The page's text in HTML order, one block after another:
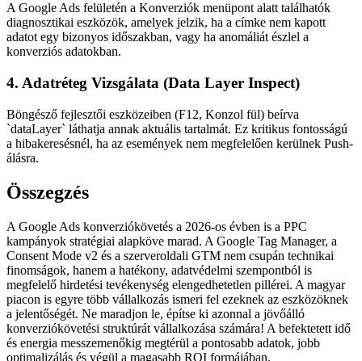
A Google Ads felületén a Konverziók menüpont alatt találhatók
diagnosztikai eszközök, amelyek jelzik, ha a címke nem kapott
adatot egy bizonyos időszakban, vagy ha anomáliát észlel a
konverziós adatokban.
4. Adatréteg Vizsgálata (Data Layer Inspect)
Böngésző fejlesztői eszközeiben (F12, Konzol fül) beírva
`dataLayer` láthatja annak aktuális tartalmát. Ez kritikus fontosságú
a hibakeresésnél, ha az események nem megfelelően kerülnek Push-
álásra.
Összegzés
A Google Ads konverziókövetés a 2026-os évben is a PPC
kampányok stratégiai alapköve marad. A Google Tag Manager, a
Consent Mode v2 és a szerveroldali GTM nem csupán technikai
finomságok, hanem a hatékony, adatvédelmi szempontból is
megfelelő hirdetési tevékenység elengedhetetlen pillérei. A magyar
piacon is egyre több vállalkozás ismeri fel ezeknek az eszközöknek
a jelentőségét. Ne maradjon le, építse ki azonnal a jövőálló
konverziókövetési struktúrát vállalkozása számára! A befektetett idő
és energia messzemenőkig megtérül a pontosabb adatok, jobb
optimalizálás és végül a magasabb ROI formájában.